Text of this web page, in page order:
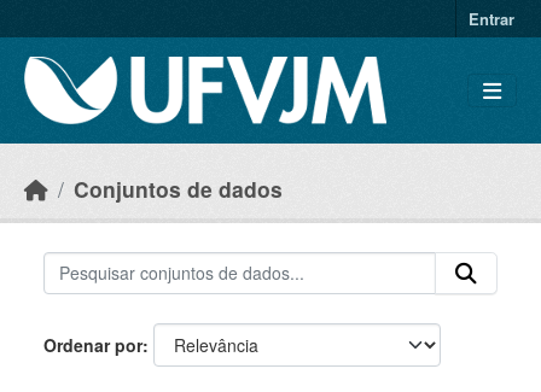
Entrar
Conjuntos de dados
Ordenar por